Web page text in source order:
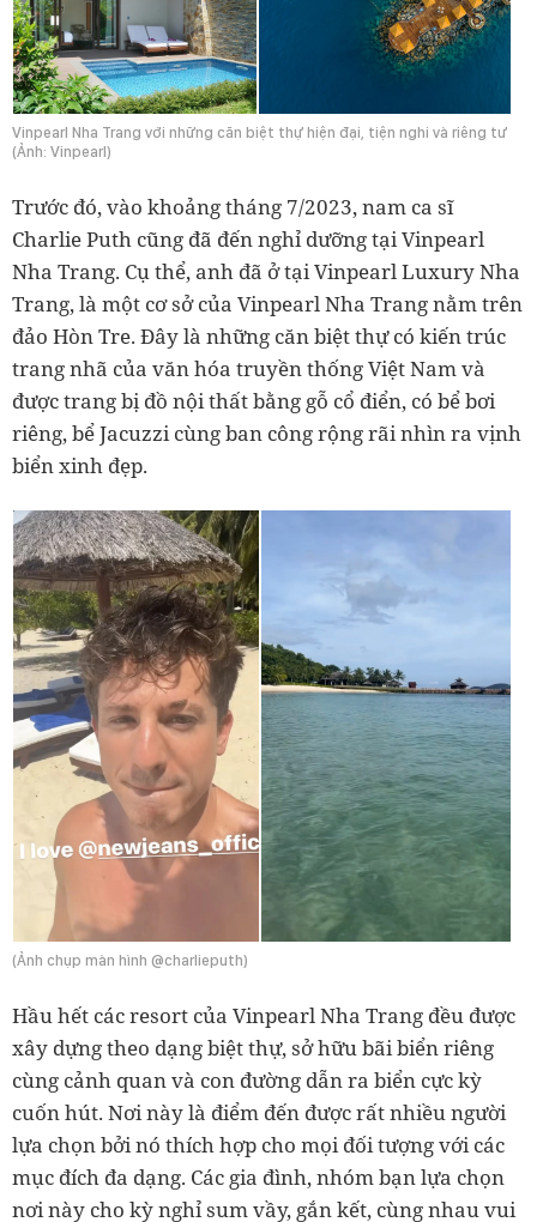
Vinpearl Nha Trang với những căn biệt thự hiện đại, tiện nghi và riêng tư
(Ảnh: Vinpearl)
Trước đó, vào khoảng tháng 7/2023, nam ca sĩ
Charlie Puth cũng đã đến nghỉ dưỡng tại Vinpearl
Nha Trang. Cụ thể, anh đã ở tại Vinpearl Luxury Nha
Trang, là một cơ sở của Vinpearl Nha Trang nằm trên
đảo Hòn Tre. Đây là những căn biệt thự có kiến trúc
trang nhã của văn hóa truyền thống Việt Nam và
được trang bị đồ nội thất bằng gỗ cổ điển, có bể bơi
riêng, bể Jacuzzi cùng ban công rộng rãi nhìn ra vịnh
biển xinh đẹp.
(Ảnh chụp màn hình @charlieputh)
Hầu hết các resort của Vinpearl Nha Trang đều được
xây dựng theo dạng biệt thự, sở hữu bãi biển riêng
cùng cảnh quan và con đường dẫn ra biển cực kỳ
cuốn hút. Nơi này là điểm đến được rất nhiều người
lựa chọn bởi nó thích hợp cho mọi đối tượng với các
mục đích đa dạng. Các gia đình, nhóm bạn lựa chọn
nơi này cho kỳ nghỉ sum vầy, gắn kết, cùng nhau vui